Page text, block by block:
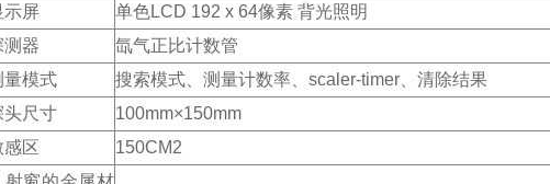
示屏 单色LCD 192 x 64像素 背光照明
测器
氙气正比计数管
量模式
搜索模式、测量计数率、 scaler-timer 、清除结果
头尺寸
100mm×150mm
感区
150CM2